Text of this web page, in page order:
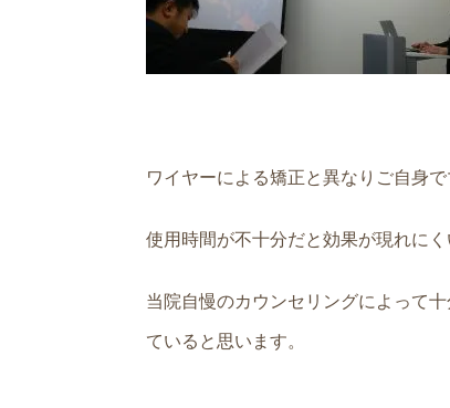
ワイヤーによる矯正と異なりご自身
使用時間が不十分だと効果が現れにく
当院自慢のカウンセリングによって
ていると思います。